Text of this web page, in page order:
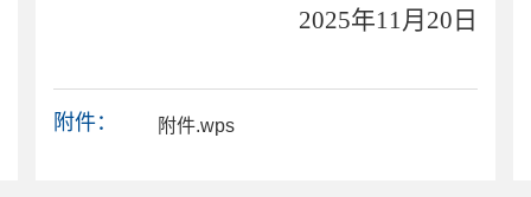
2025年11月 20 日
附件： 附件.wps